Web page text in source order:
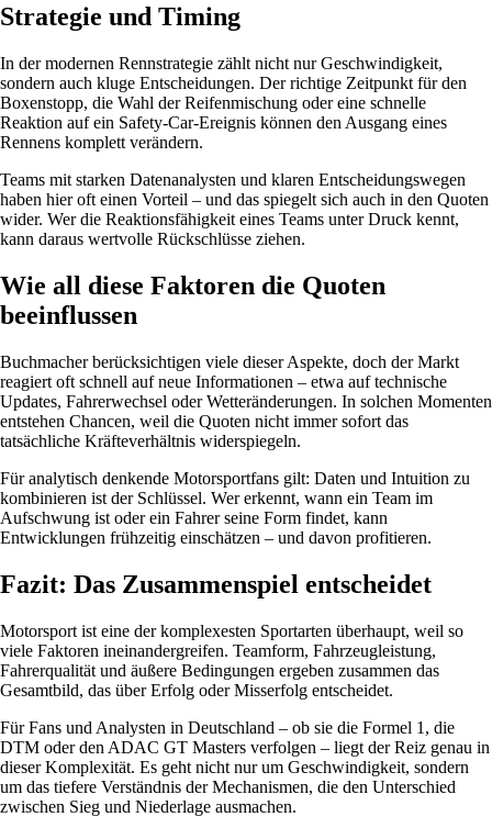
Strategie und Timing
In der modernen Rennstrategie zählt nicht nur Geschwindigkeit,
sondern auch kluge Entscheidungen. Der richtige Zeitpunkt für den
Boxenstopp, die Wahl der Reifenmischung oder eine schnelle
Reaktion auf ein Safety-Car-Ereignis können den Ausgang eines
Rennens komplett verändern.
Teams mit starken Datenanalysten und klaren Entscheidungswegen
haben hier oft einen Vorteil – und das spiegelt sich auch in den Quoten
wider. Wer die Reaktionsfähigkeit eines Teams unter Druck kennt,
kann daraus wertvolle Rückschlüsse ziehen.
Wie all diese Faktoren die Quoten
beeinflussen
Buchmacher berücksichtigen viele dieser Aspekte, doch der Markt
reagiert oft schnell auf neue Informationen – etwa auf technische
Updates, Fahrerwechsel oder Wetteränderungen. In solchen Momenten
entstehen Chancen, weil die Quoten nicht immer sofort das
tatsächliche Kräfteverhältnis widerspiegeln.
Für analytisch denkende Motorsportfans gilt: Daten und Intuition zu
kombinieren ist der Schlüssel. Wer erkennt, wann ein Team im
Aufschwung ist oder ein Fahrer seine Form findet, kann
Entwicklungen frühzeitig einschätzen – und davon profitieren.
Fazit: Das Zusammenspiel entscheidet
Motorsport ist eine der komplexesten Sportarten überhaupt, weil so
viele Faktoren ineinandergreifen. Teamform, Fahrzeugleistung,
Fahrerqualität und äußere Bedingungen ergeben zusammen das
Gesamtbild, das über Erfolg oder Misserfolg entscheidet.
Für Fans und Analysten in Deutschland – ob sie die Formel 1, die
DTM oder den ADAC GT Masters verfolgen – liegt der Reiz genau in
dieser Komplexität. Es geht nicht nur um Geschwindigkeit, sondern
um das tiefere Verständnis der Mechanismen, die den Unterschied
zwischen Sieg und Niederlage ausmachen.